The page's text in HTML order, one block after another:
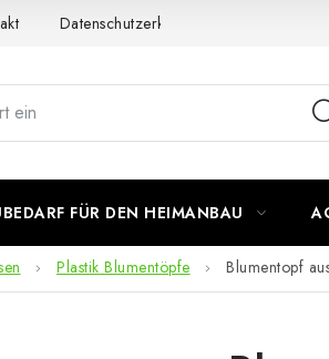
Datenschutzerklärung
FÜR DEN HEIMANBAU
Plastik Blumentöpfe Blumentopf